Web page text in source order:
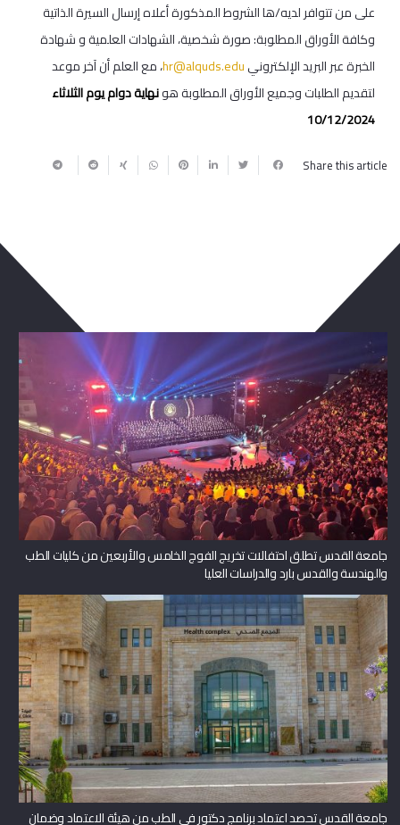
على من تتوافر لديه/ها الشروط المذكورة أعلاه إرسال السيرة الذاتية
وكافة الأوراق المطلوبة: صورة شخصية، الشهادات العلمية و شهادة
الخبرة عبر البريد الإلكترونيhr@alquds.edu، مع العلم أن آخر موعد
لتقديم الطلبات وجميع الأوراق المطلوبة هونهاية دوام يوم الثلاثاء
10/12/2024
Share this article
جامعة القدس تطلق احتفالات تخريج الفوج الخامس والأربعين من كليات الطب
والهندسة والقدس بارد والدراسات العليا
جامعة القدس تحصد اعتماد برنامج دكتور في الطب من هيئة الاعتماد وضمان